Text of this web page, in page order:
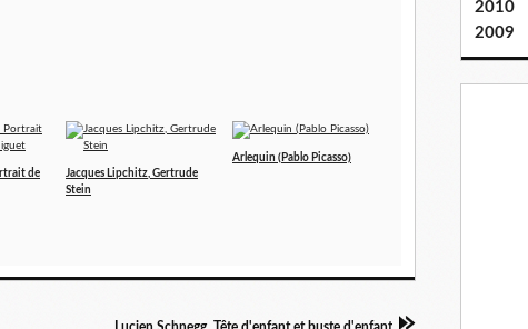
de
Jacques Lipchitz, Gertrude
Stein
Arlequin (Pablo Picasso)
2010
2009